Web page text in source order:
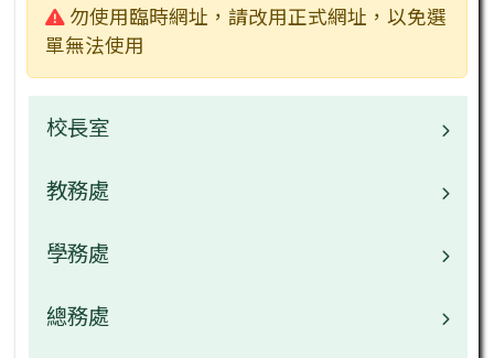
警告:
勿使用臨時網址，請改用正式網址，以免選
單無法使用
校長室
校長介紹
校園公告
教務處
業務職掌
校園公告
學務處
業務職掌
總務處